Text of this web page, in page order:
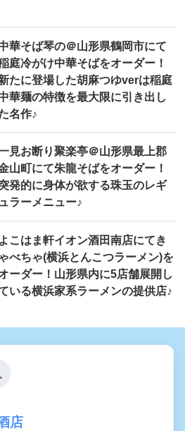
華そば 琴の＠山形県鶴岡市にて
庭冷がけ中華そばをオーダー！
たに登場した胡麻つゆverは稲庭
華麺の特徴を最大限に引き出し
名作♪
見お断り聚楽亭＠山形県最上郡
山町にて朱龍そばをオーダー！
発的に身体が欲する珠玉のレギ
ュラーメニュー♪
よこはま軒イオン酒田南店にてき
ゃべちゃ(横浜とんこつラーメン)を
ーダー！山形県内に5店舗展開し
いる横浜家系ラーメンの提供店♪
店